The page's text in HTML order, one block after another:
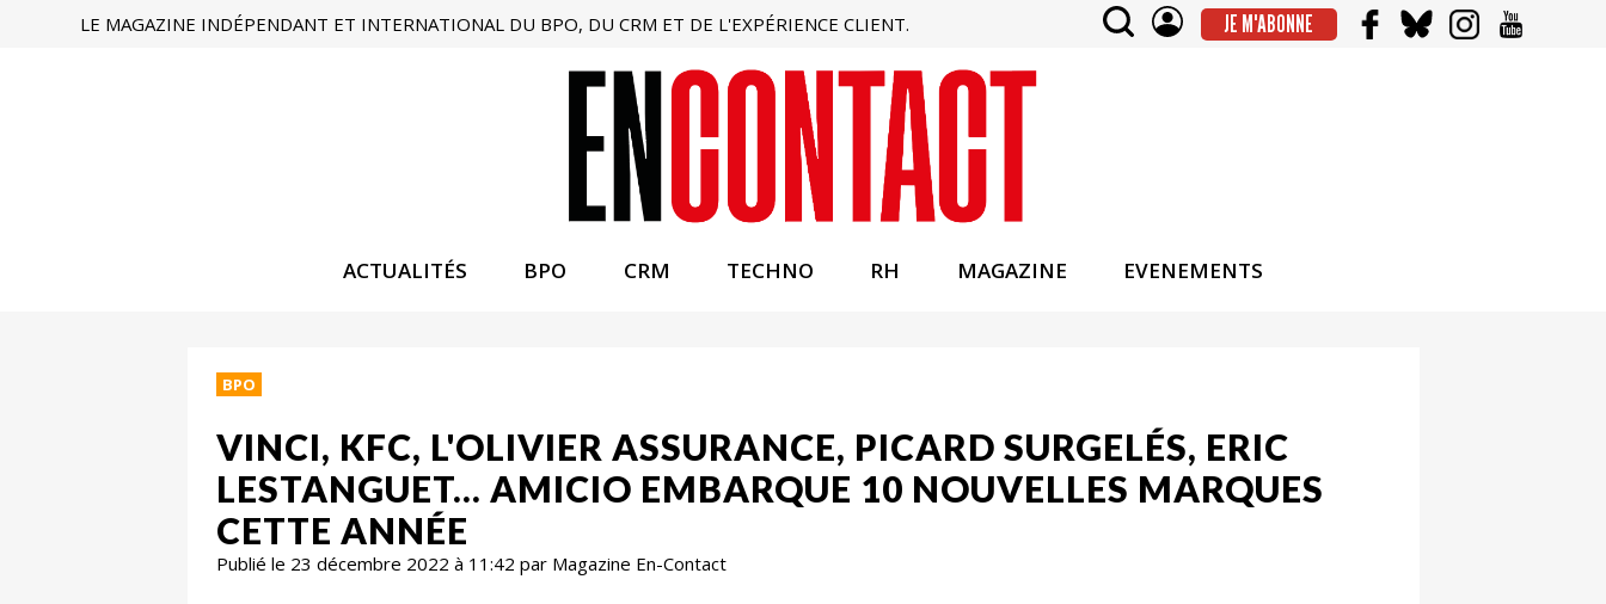
LE MAGAZINE INDÉPENDANT ET INTERNATIONAL DU BPO, DU CRM ET DE L'EXPÉRIENCE CLIENT. JE M'ABONNE
ACTUALITÉS BPO CRM TECHNO RH MAGAZINE EVENEMENTS
BPO
VINCI, KFC, L'OLIVIER ASSURANCE, PICARD SURGELÉS, ERIC
LESTANGUET... AMICIO EMBARQUE 10 NOUVELLES MARQUES
CETTE ANNÉE
Publié le 23 décembre 2022 à 11:42 par Magazine En-Contact